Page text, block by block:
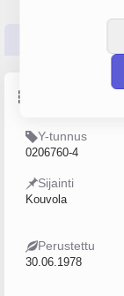
Y-tunnus
0206760-4
Sijainti
Kouvola
Perustettu
30.06.1978